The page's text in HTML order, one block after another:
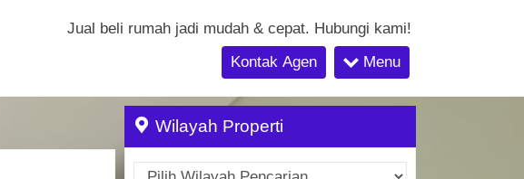
Jual beli rumah jadi mudah & cepat. Hubungi kami!
Kontak Agen
Menu
Wilayah Properti